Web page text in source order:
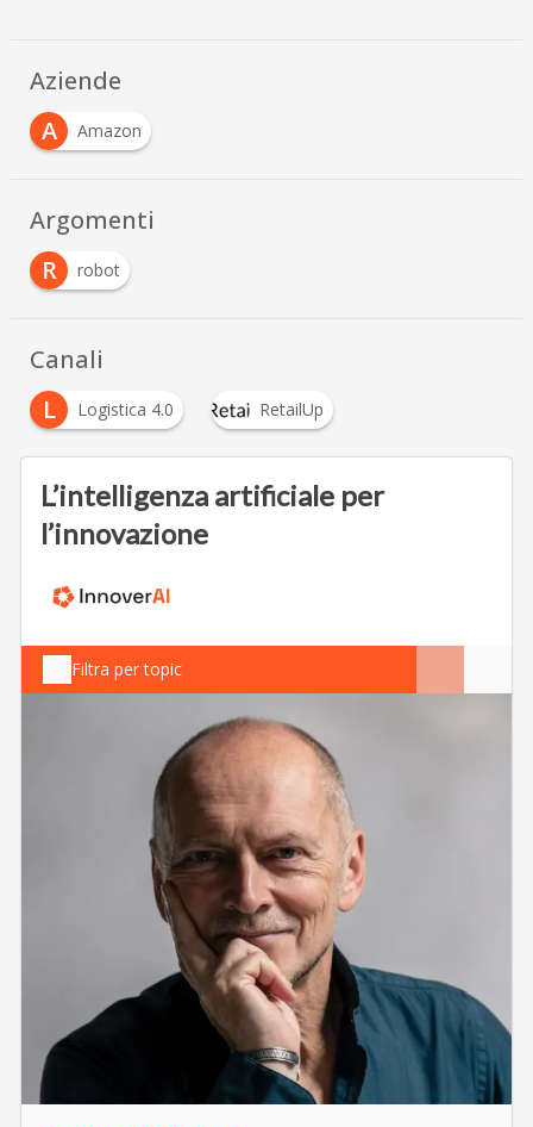
Aziende
A
Amazon
Argomenti
R
robot
Canali
L
Logistica 4.0 RetailUp
L’intelligenza artificiale per
l’innovazione
Filtra per topic